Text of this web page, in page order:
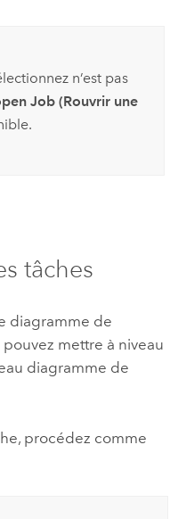
n’est pas
Job (Rouvrir une
tâches
diagramme de
mettre à niveau
diagramme de
procédez comme